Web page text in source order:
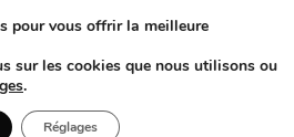
pour vous offrir la meilleure
sur les cookies que nous utilisons ou
.
Réglages